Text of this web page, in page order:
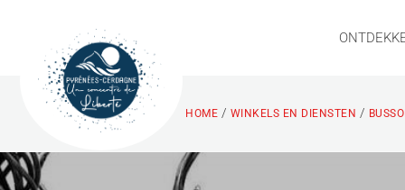
HOME / WINKELS EN DIENSTEN /